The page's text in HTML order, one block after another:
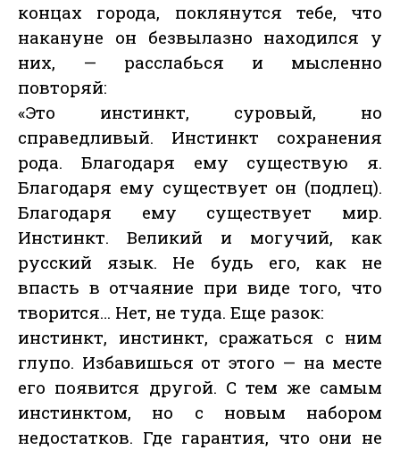
концах города, поклянутся тебе, что
накануне он безвылазно находился у
них, — расслабься и мысленно
повторяй:
«Это инстинкт, суровый, но
справедливый. Инстинкт сохранения
рода. Благодаря ему существую я.
Благодаря ему существует он (подлец).
Благодаря ему существует мир.
Инстинкт. Великий и могучий, как
русский язык. Не будь его, как не
впасть в отчаяние при виде того, что
творится… Нет, не туда. Еще разок:
инстинкт, инстинкт, сражаться с ним
глупо. Избавишься от этого — на месте
его появится другой. С тем же самым
инстинктом, но с новым набором
недостатков. Где гарантия, что они не